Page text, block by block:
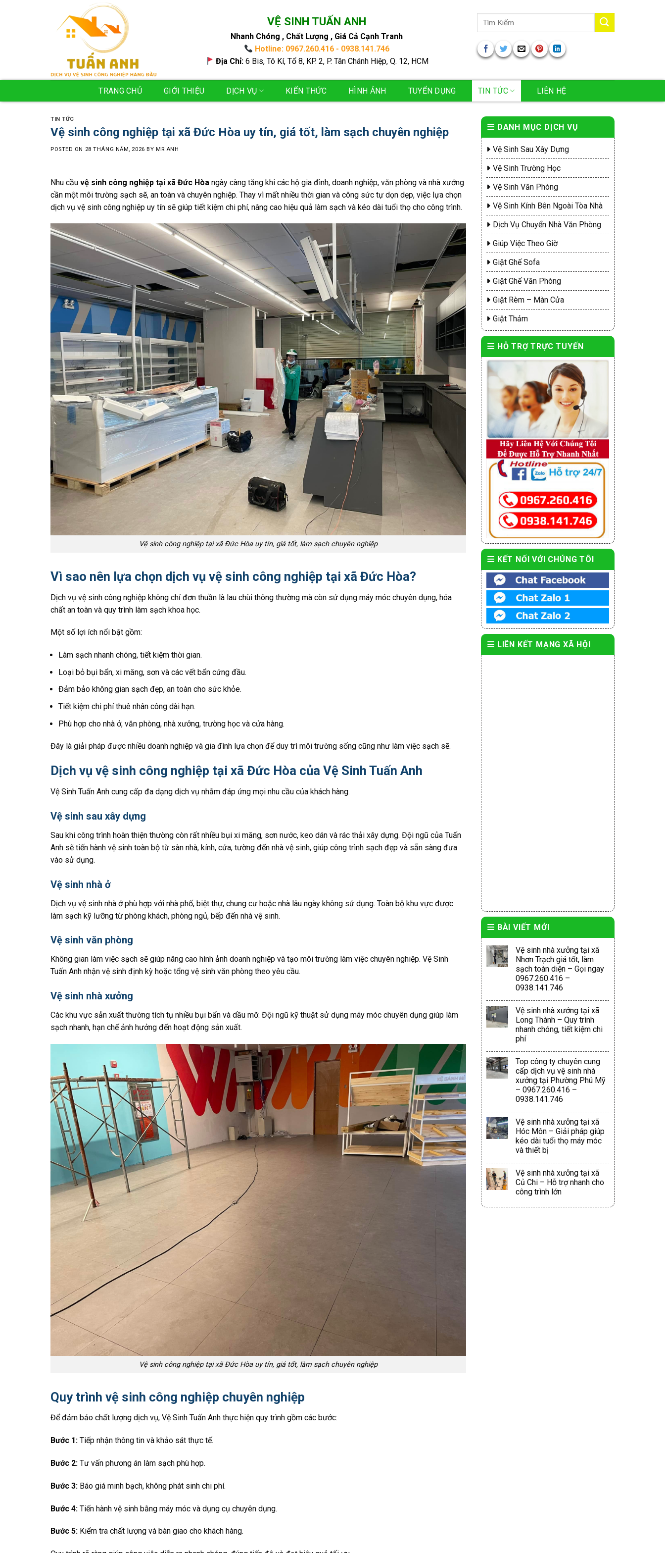
VỆ SINH TUẤN ANH
Nhanh Chóng , Chất Lượng , Giá Cả Cạnh Tranh
Hotline: 0967.260.416 - 0938.141.746
Địa Chỉ:6 Bis, Tô Kí, Tổ 8, KP. 2, P. Tân Chánh Hiệp, Q. 12, HCM
Tìm
TRANG CHỦ GIỚI THIỆU DỊCH VỤ KIẾN THỨC HÌNH ẢNH TUYỂN DỤNG TIN TỨC LIÊN HỆ
TIN TỨC
Vệ sinh công nghiệp tại xã Đức Hòa uy tín, giá tốt, làm sạch chuyên nghiệp
POSTED ON 28 THÁNG NĂM, 2026 BY MR ANH
Nhu cầu vệ sinh công nghiệp tại xã Đức Hòa ngày càng tăng khi các hộ gia đình, doanh nghiệp, văn phòng và nhà xưởng
cần một môi trường sạch sẽ, an toàn và chuyên nghiệp. Thay vì mất nhiều thời gian và công sức tự dọn dẹp, việc lựa chọn
dịch vụ vệ sinh công nghiệp uy tín sẽ giúp tiết kiệm chi phí, nâng cao hiệu quả làm sạch và kéo dài tuổi thọ cho công trình.
Vệ sinh công nghiệp tại xã Đức Hòa uy tín, giá tốt, làm sạch chuyên nghiệp
Vì sao nên lựa chọn dịch vụ vệ sinh công nghiệp tại xã Đức Hòa?
Dịch vụ vệ sinh công nghiệp không chỉ đơn thuần là lau chùi thông thường mà còn sử dụng máy móc chuyên dụng, hóa
chất an toàn và quy trình làm sạch khoa học.
Một số lợi ích nổi bật gồm:
Làm sạch nhanh chóng, tiết kiệm thời gian.
Loại bỏ bụi bẩn, xi măng, sơn và các vết bẩn cứng đầu.
Đảm bảo không gian sạch đẹp, an toàn cho sức khỏe.
Tiết kiệm chi phí thuê nhân công dài hạn.
Phù hợp cho nhà ở, văn phòng, nhà xưởng, trường học và cửa hàng.
Đây là giải pháp được nhiều doanh nghiệp và gia đình lựa chọn để duy trì môi trường sống cũng như làm việc sạch sẽ.
Dịch vụ vệ sinh công nghiệp tại xã Đức Hòa của Vệ Sinh Tuấn Anh
Vệ Sinh Tuấn Anh cung cấp đa dạng dịch vụ nhằm đáp ứng mọi nhu cầu của khách hàng.
Vệ sinh sau xây dựng
Sau khi công trình hoàn thiện thường còn rất nhiều bụi xi măng, sơn nước, keo dán và rác thải xây dựng. Đội ngũ của Tuấn
Anh sẽ tiến hành vệ sinh toàn bộ từ sàn nhà, kính, cửa, tường đến nhà vệ sinh, giúp công trình sạch đẹp và sẵn sàng đưa
vào sử dụng.
Vệ sinh nhà ở
Dịch vụ vệ sinh nhà ở phù hợp với nhà phố, biệt thự, chung cư hoặc nhà lâu ngày không sử dụng. Toàn bộ khu vực được
làm sạch kỹ lưỡng từ phòng khách, phòng ngủ, bếp đến nhà vệ sinh.
Vệ sinh văn phòng
Không gian làm việc sạch sẽ giúp nâng cao hình ảnh doanh nghiệp và tạo môi trường làm việc chuyên nghiệp. Vệ Sinh
Tuấn Anh nhận vệ sinh định kỳ hoặc tổng vệ sinh văn phòng theo yêu cầu.
Vệ sinh nhà xưởng
Các khu vực sản xuất thường tích tụ nhiều bụi bẩn và dầu mỡ. Đội ngũ kỹ thuật sử dụng máy móc chuyên dụng giúp làm
sạch nhanh, hạn chế ảnh hưởng đến hoạt động sản xuất.
Vệ sinh công nghiệp tại xã Đức Hòa uy tín, giá tốt, làm sạch chuyên nghiệp
Quy trình vệ sinh công nghiệp chuyên nghiệp
Để đảm bảo chất lượng dịch vụ, Vệ Sinh Tuấn Anh thực hiện quy trình gồm các bước:
Bước 1: Tiếp nhận thông tin và khảo sát thực tế.
Bước 2: Tư vấn phương án làm sạch phù hợp.
Bước 3: Báo giá minh bạch, không phát sinh chi phí.
Bước 4: Tiến hành vệ sinh bằng máy móc và dụng cụ chuyên dụng.
Bước 5: Kiểm tra chất lượng và bàn giao cho khách hàng.
DANH MỤC DỊCH VỤ
Vệ Sinh Sau Xây Dựng
Vệ Sinh Trường Học
Vệ Sinh Văn Phòng
Vệ Sinh Kính Bên Ngoài Tòa Nhà
Dịch Vụ Chuyển Nhà Văn Phòng
Giúp Việc Theo Giờ
Giặt Ghế Sofa
Giặt Ghế Văn Phòng
Giặt Rèm – Màn Cửa
Giặt Thảm
HỖ TRỢ TRỰC TUYẾN
KẾT NỐI VỚI CHÚNG TÔI
LIÊN KẾT MẠNG XÃ HỘI
BÀI VIẾT MỚI
Vệ sinh nhà xưởng tại xã
Nhơn Trạch giá tốt, làm
sạch toàn diện – Gọi ngay
0967.260.416 –
0938.141.746
Vệ sinh nhà xưởng tại xã
Long Thành – Quy trình
nhanh chóng, tiết kiệm chi
phí
Top công ty chuyên cung
cấp dịch vụ vệ sinh nhà
xưởng tại Phường Phú Mỹ
– 0967.260.416 –
0938.141.746
Vệ sinh nhà xưởng tại xã
Hóc Môn – Giải pháp giúp
kéo dài tuổi thọ máy móc
và thiết bị
Vệ sinh nhà xưởng tại xã
Củ Chi – Hỗ trợ nhanh cho
công trình lớn